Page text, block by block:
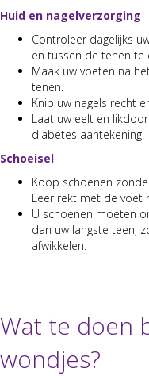
Huid en nagelver­zorg­ing
Con­troleer dagelijks
en tussen de tenen te
Maak uw voeten na
tenen.
Knip uw nagels recht
Laat uw eelt en
dia­betes aan­teken­ing.
Schoeisel
Koop schoe­nen
Leer rekt met de voet
U schoe­nen moeten
dan uw lang­ste teen,
afwikke­len.
Wat te doen
wondjes?